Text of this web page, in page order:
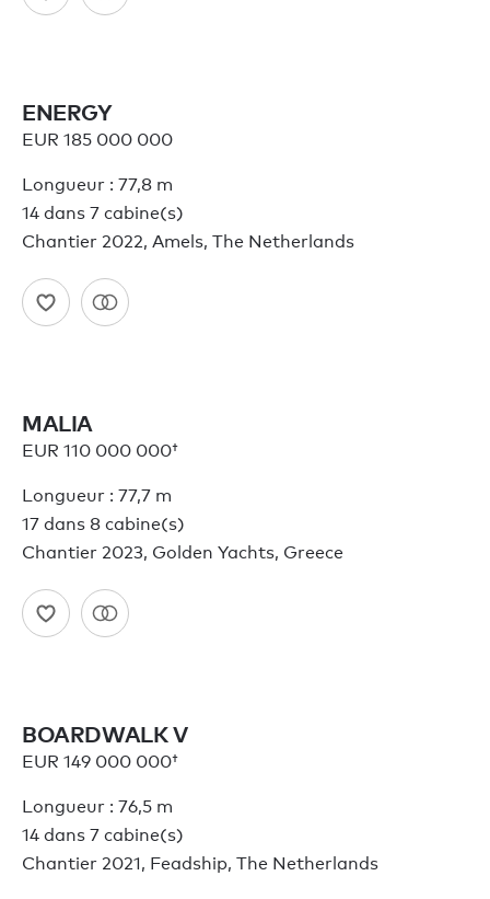
ENERGY
EUR 185 000 000
Longueur : 77,8 m
14 dans 7 cabine(s)
Chantier 2022, Amels, The Netherlands
MALIA
EUR 110 000 000†
Longueur : 77,7 m
17 dans 8 cabine(s)
Chantier 2023, Golden Yachts, Greece
BOARDWALK V
EUR 149 000 000†
Longueur : 76,5 m
14 dans 7 cabine(s)
Chantier 2021, Feadship, The Netherlands